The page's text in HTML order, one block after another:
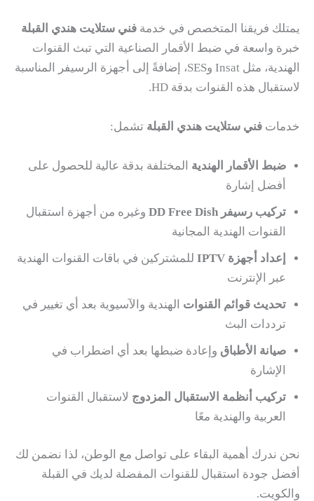
يمتلك فريقنا المتخصص في خدمة فني ستلايت هندي القبلة
خبرة واسعة في ضبط الأقمار الصناعية التي تبث القنوات
الهندية، مثل Insat وSES، إضافةً إلى أجهزة الرسيفر المناسبة
لاستقبال هذه القنوات بدقة HD.
خدمات فني ستلايت هندي القبلة تشمل:
ضبط الأقمار الهندية المختلفة بدقة عالية للحصول على
أفضل إشارة
تركيب رسيفر DD Free Dish
وغيره من أجهزة استقبال
القنوات الهندية المجانية
إعداد أجهزة IPTV
للمشتركين في باقات القنوات الهندية
عبر الإنترنت
تحديث قوائم القنوات الهندية والآسيوية بعد أي تغيير في
ترددات البث
صيانة الأطباق وإعادة ضبطها بعد أي اضطراب في
الإشارة
تركيب أنظمة الاستقبال المزدوج لاستقبال القنوات
العربية والهندية معًا
نحن ندرك أهمية البقاء على تواصل مع الوطن، لذا نضمن لك
أفضل جودة استقبال للقنوات المفضلة لديك في القبلة
والكويت.